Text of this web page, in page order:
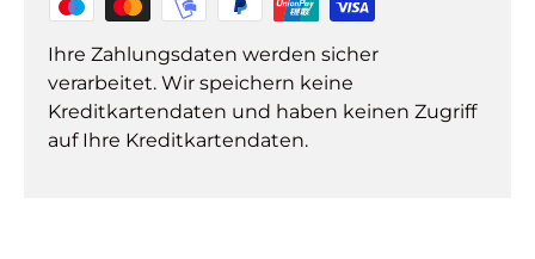
Ihre Zahlungsdaten werden sicher
verarbeitet. Wir speichern keine
Kreditkartendaten und haben keinen Zugriff
auf Ihre Kreditkartendaten.